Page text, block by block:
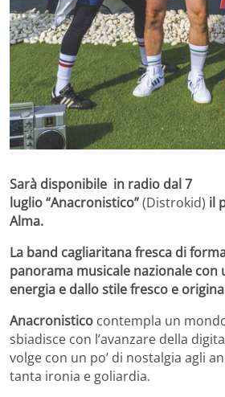
Sarà disponibile in radio dal 7
luglio“Anacronistico”(Distrokid) il
Alma.
La band cagliaritana fresca di
panorama musicale nazionale con
energia e dallo stile fresco e
Anacronistico contempla un
sbiadisce con l’avanzare della
volge con un po’ di nostalgia agli
tanta ironia e goliardia.